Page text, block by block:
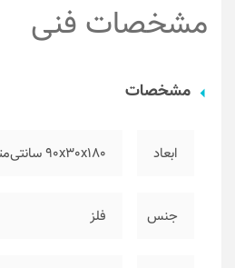
مشخصات فنی
مشخصات
ابعاد ۹۰x30x180 سانتی‌متر
جنس فلز